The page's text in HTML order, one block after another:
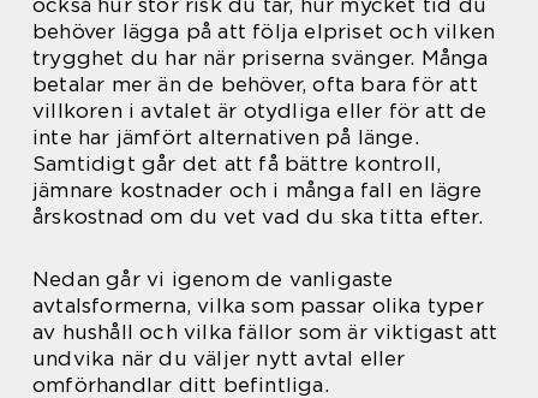
också hur stor risk du tar, hur mycket tid du
behöver lägga på att följa elpriset och vilken
trygghet du har när priserna svänger. Många
betalar mer än de behöver, ofta bara för att
villkoren i avtalet är otydliga eller för att de
inte har jämfört alternativen på länge.
Samtidigt går det att få bättre kontroll,
jämnare kostnader och i många fall en lägre
årskostnad om du vet vad du ska titta efter.
Nedan går vi igenom de vanligaste
avtalsformerna, vilka som passar olika typer
av hushåll och vilka fällor som är viktigast att
undvika när du väljer nytt avtal eller
omförhandlar ditt befintliga.